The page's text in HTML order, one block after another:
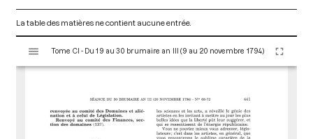
La table des matières ne contient aucune entrée.
s
Tome CI - Du 19 au 30 brumaire an III (9 au 20 novembre 1794)